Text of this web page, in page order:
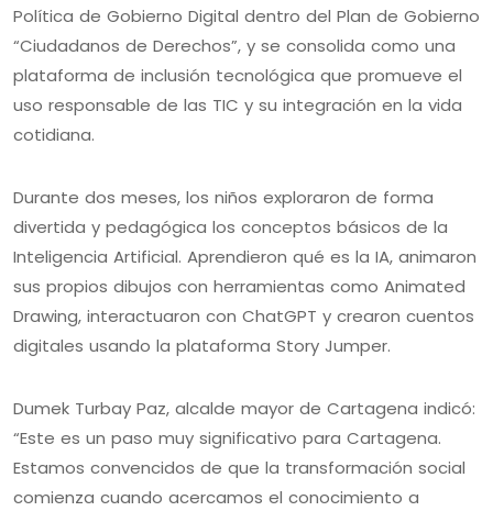
Política de Gobierno Digital dentro del Plan de Gobierno
“Ciudadanos de Derechos”, y se consolida como una
plataforma de inclusión tecnológica que promueve el
uso responsable de las TIC y su integración en la vida
cotidiana.
Durante dos meses, los niños exploraron de forma
divertida y pedagógica los conceptos básicos de la
Inteligencia Artificial. Aprendieron qué es la IA, animaron
sus propios dibujos con herramientas como Animated
Drawing, interactuaron con ChatGPT y crearon cuentos
digitales usando la plataforma Story Jumper.
Dumek Turbay Paz, alcalde mayor de Cartagena indicó:
“Este es un paso muy significativo para Cartagena.
Estamos convencidos de que la transformación social
comienza cuando acercamos el conocimiento a